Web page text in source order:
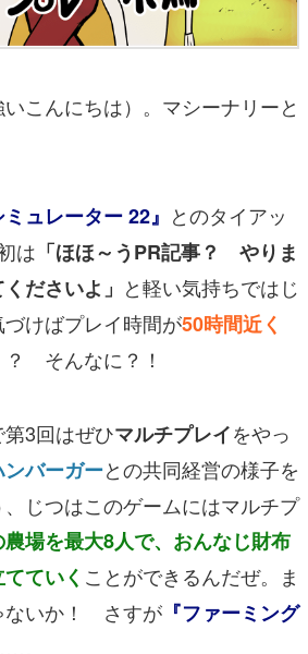
こんにちは）。マシーナリーと
ュレーター 22』 とのタイアッ
は 「ほほ～うPR記事？ やりま
ださいよ」 と軽い気持ちではじ
けばプレイ時間が50時間近く
？ そんなに？！
3回はぜひマルチプレイをやっ
ンバーガーとの共同経営の様子を
じつはこのゲームにはマルチプ
農場を最大8人で、おんなじ財布
ていく ことができるんだぜ。ま
ないか！ さすが 『ファーミング
。